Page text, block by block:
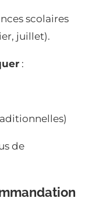
scolaires
juillet).
:
de